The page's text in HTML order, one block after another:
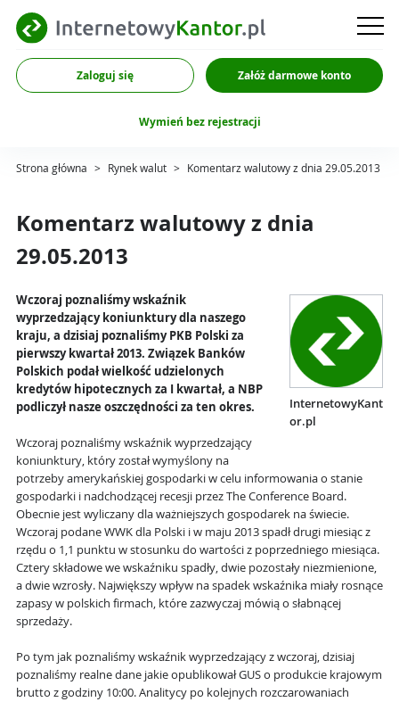
Zaloguj się Załóż darmowe konto
Wymień bez rejestracji
Strona główna > Rynek walut > Komentarz walutowy z dnia 29.05.2013
Komentarz walutowy z dnia
29.05.2013
InternetowyKant
or.pl
Wczoraj poznaliśmy wskaźnik
wyprzedzający koniunktury dla naszego
kraju, a dzisiaj poznaliśmy PKB Polski za
pierwszy kwartał 2013. Związek Banków
Polskich podał wielkość udzielonych
kredytów hipotecznych za I kwartał, a NBP
podliczył nasze oszczędności za ten okres.
Wczoraj poznaliśmy wskaźnik wyprzedzający
koniunktury, który został wymyślony na
potrzeby amerykańskiej gospodarki w celu informowania o stanie
gospodarki i nadchodzącej recesji przez The Conference Board.
Obecnie jest wyliczany dla ważniejszych gospodarek na świecie.
Wczoraj podane WWK dla Polski i w maju 2013 spadł drugi miesiąc z
rzędu o 1,1 punktu w stosunku do wartości z poprzedniego miesiąca.
Cztery składowe we wskaźniku spadły, dwie pozostały niezmienione,
a dwie wzrosły. Największy wpływ na spadek wskaźnika miały rosnące
zapasy w polskich firmach, które zazwyczaj mówią o słabnącej
sprzedaży.
Po tym jak poznaliśmy wskaźnik wyprzedzający z wczoraj, dzisiaj
poznaliśmy realne dane jakie opublikował GUS o produkcie krajowym
brutto z godziny 10:00. Analitycy po kolejnych rozczarowaniach